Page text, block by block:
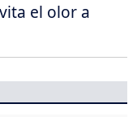
el olor a